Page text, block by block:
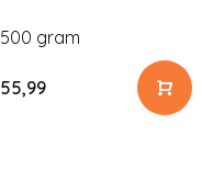
500 gram
55,99